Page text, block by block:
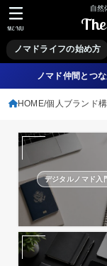
自然
ノマドライフの始め方
MENU
ノマド仲間とつ
HOME 個人ブランド
デジタルノマド入